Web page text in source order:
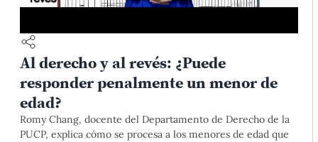
Al derecho y al revés: ¿Puede
responder penalmente un menor de
edad?
Romy Chang, docente del Departamento de Derecho de la
PUCP, explica cómo se procesa a los menores de edad que